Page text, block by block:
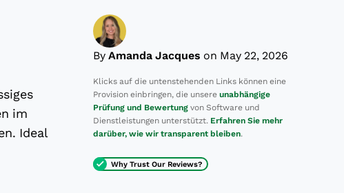
im
Ideal
By Amanda Jacques on May 22, 2026
Klicks auf die untenstehenden Links können eine
Provision einbringen, die unsere unabhängige
Prüfung und Bewertung von Software und
Dienstleistungen unterstützt. Erfahren Sie mehr
darüber, wie wir transparent bleiben.
Why Trust Our Reviews?